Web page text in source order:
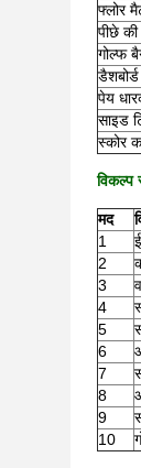
फ्लोर
पीछे की
गोल्फ
डैशबोर्ड
पेय
साइड
स्कोर
विकल्प
मद
1
2
3
4
5
6
7
8
9
10